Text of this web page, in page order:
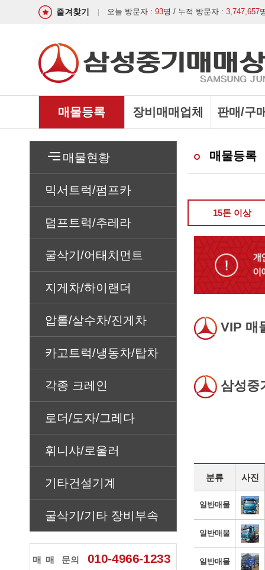
즐겨찾기 오늘 방문자 : 93명 / 누적 방문자 : 3,747,657
매물등록 장비매매업체 판매/구
매물현황
믹서트럭/펌프카
덤프트럭/추레라
굴삭기/어태치먼트
지게차/하이랜더
압롤/살수차/진게차
카고트럭/냉동차/탑차
각종 크레인
로더/도자/그레다
휘니샤/로울러
기타건설기계
굴삭기/기타 장비부속
매매 문의 010-4966-1233
매물등록
15톤 이상
VIP 매
삼성중
분류 사진
일반매물
일반매물
일반매물